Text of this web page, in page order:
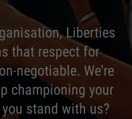
Liberties
that respect for
negotiable. We're
championing your
stand with us?